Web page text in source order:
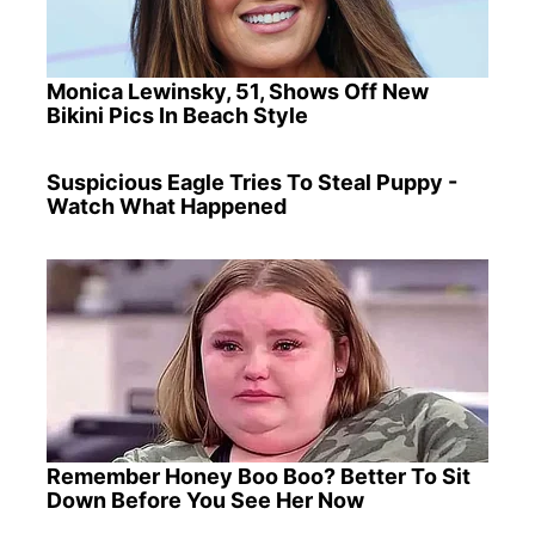
Monica Lewinsky, 51, Shows Off New
Bikini Pics In Beach Style
Suspicious Eagle Tries To Steal Puppy -
Watch What Happened
Remember Honey Boo Boo? Better To Sit
Down Before You See Her Now